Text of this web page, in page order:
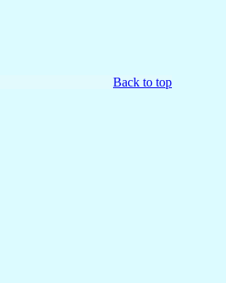
Back to top